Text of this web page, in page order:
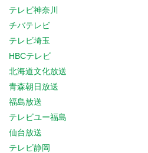
テレビ神奈川
チバテレビ
テレビ埼玉
HBCテレビ
北海道文化放送
青森朝日放送
福島放送
テレビユー福島
仙台放送
テレビ静岡